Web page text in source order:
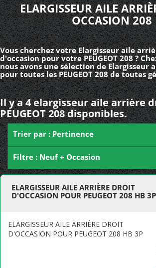
ELARGISSEUR AILE
OCCASION 208
Vous cherchez votre Elargisseur aile
d'occasion pour votre PEUGEOT 208 ?
nous avons une sélection de Elargisseur
pour toutes les PEUGEOT 208 de toutes
Il y a 4 elargisseur aile arrière
PEUGEOT 208 disponibles.
Trier par : Pertinence
Filtre : Neuf + Occasion
ELARGISSEUR AILE ARRIÈRE DROIT
D'OCCASION POUR PEUGEOT 208 HB 3P
ELARGISSEUR AILE ARRIÈRE DROIT
D'OCCASION POUR PEUGEOT 208 HB 3P